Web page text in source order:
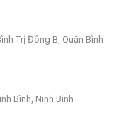
Trị Đông B, Quận Bình
Bình, Ninh Bình